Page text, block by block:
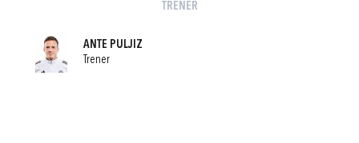
TRENER
ANTE PULJIZ
Trener